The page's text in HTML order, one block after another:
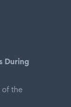
During
of the